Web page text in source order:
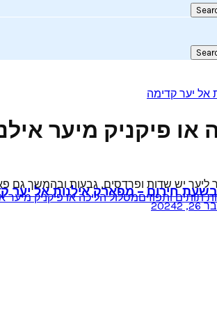
אל יער קדימה
או פיקניק מיער
חירום – מפארק אילנות אל יער
2024
2
יש שדות ופרדסים, גבעות ובהמשך גם
תותים ותפוזיםמסלול הליכה או פיקניק מיער